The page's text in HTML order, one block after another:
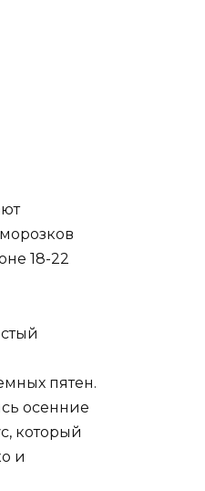
18-22
пятен.
осенние
который
и